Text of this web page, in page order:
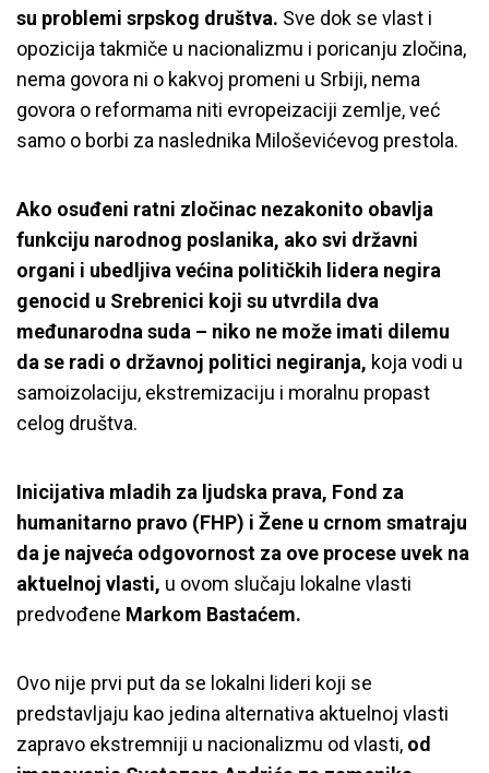
su problemi srpskog društva. Sve dok se vlast i
opozicija takmiče u nacionalizmu i poricanju zločina,
nema govora ni o kakvoj promeni u Srbiji, nema
govora o reformama niti evropeizaciji zemlje, već
samo o borbi za naslednika Miloševićevog prestola.
Ako osuđeni ratni zločinac nezakonito obavlja
funkciju narodnog poslanika, ako svi državni
organi i ubedljiva većina političkih lidera negira
genocid u Srebrenici koji su utvrdila dva
međunarodna suda – niko ne može imati dilemu
da se radi o državnoj politici negiranja, koja vodi u
samoizolaciju, ekstremizaciju i moralnu propast
celog društva.
Inicijativa mladih za ljudska prava, Fond za
humanitarno pravo (FHP) i Žene u crnom smatraju
da je najveća odgovornost za ove procese uvek na
aktuelnoj vlasti, u ovom slučaju lokalne vlasti
predvođene Markom Bastaćem.
Ovo nije prvi put da se lokalni lideri koji se
predstavljaju kao jedina alternativa aktuelnoj vlasti
zapravo ekstremniji u nacionalizmu od vlasti, od